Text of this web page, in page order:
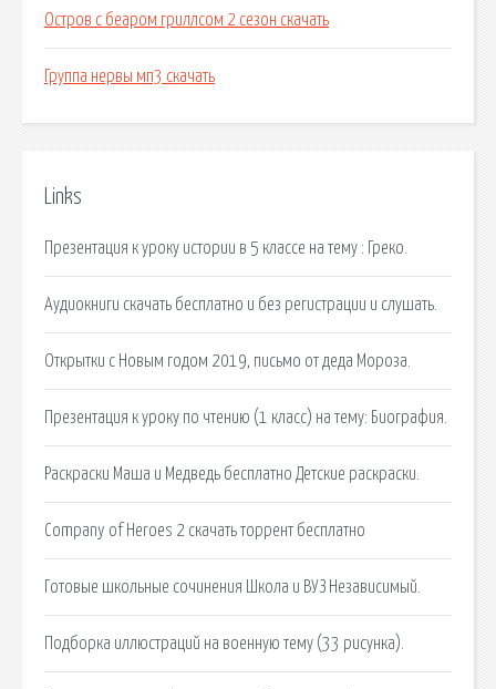
Остров с беаром гриллсом 2 сезон скачать
Группа нервы мп3 скачать
Links
Презентация к уроку истории в 5 классе на тему : Греко.
Аудиокниги скачать бесплатно и без регистрации и слушать.
Открытки с Новым годом 2019, письмо от деда Мороза.
Презентация к уроку по чтению (1 класс) на тему: Биография.
Раскраски Маша и Медведь бесплатно Детские раскраски.
Company of Heroes 2 скачать торрент бесплатно
Готовые школьные сочинения Школа и ВУЗ Независимый.
Подборка иллюстраций на военную тему (33 рисунка).